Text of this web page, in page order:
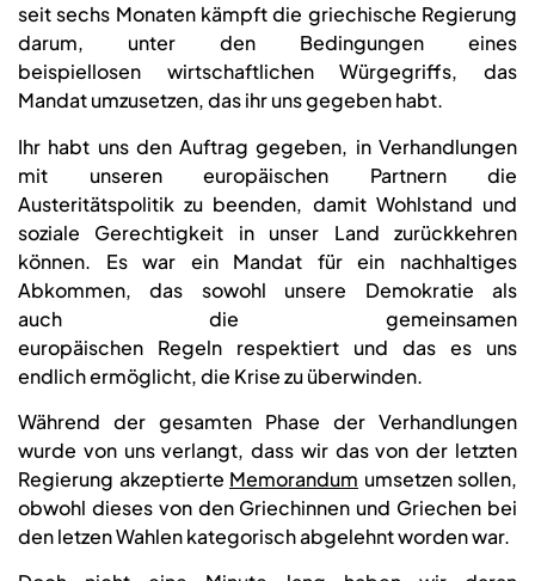
seit sechs Monaten kämpft die griechische Regierung
darum, unter den Bedingungen eines
beispiellosen wirtschaftlichen Würgegriffs, das
Mandat umzusetzen, das ihr uns gegeben habt.
Ihr habt uns den Auftrag gegeben, in Verhandlungen
mit unseren europäischen Partnern die
Austeritätspolitik zu beenden, damit Wohlstand und
soziale Gerechtigkeit in unser Land zurückkehren
können. Es war ein Mandat für ein nachhaltiges
Abkommen, das sowohl unsere Demokratie als
auch die gemeinsamen
europäischen Regeln respektiert und das es uns
endlich ermöglicht, die Krise zu überwinden.
Während der gesamten Phase der Verhandlungen
wurde von uns verlangt, dass wir das von der letzten
Regierung akzeptierte Memorandum umsetzen sollen,
obwohl dieses von den Griechinnen und Griechen bei
den letzen Wahlen kategorisch abgelehnt worden war.